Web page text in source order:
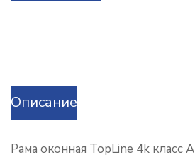
Описание
Рама оконная TopLine 4k класс А